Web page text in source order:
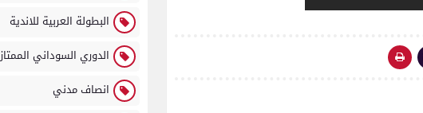
البطولة العربية للاندية
الدوري السوداني الممتاز 2018
انصاف مدني